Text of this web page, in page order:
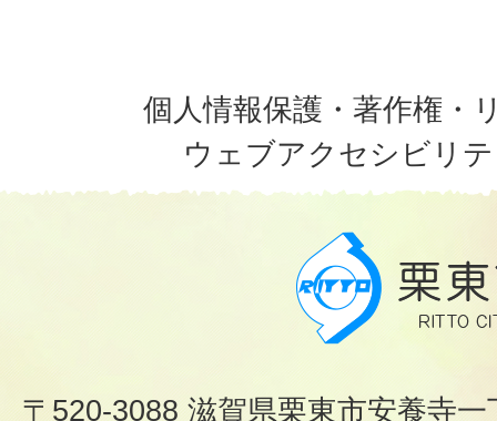
個人情報保護・著作権・
ウェブアクセシビリ
〒520-3088 滋賀県栗東市安養寺